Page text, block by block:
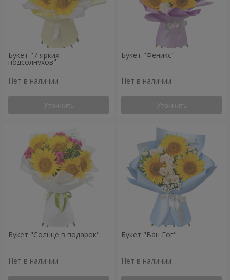
Букет "7 ярких
подсолнухов"
Нет в наличии
Уточнить
Букет "Феникс"
Нет в наличии
Уточнить
Букет "Солнце в подарок"
Нет в наличии
Букет "Ван Гог"
Нет в наличии